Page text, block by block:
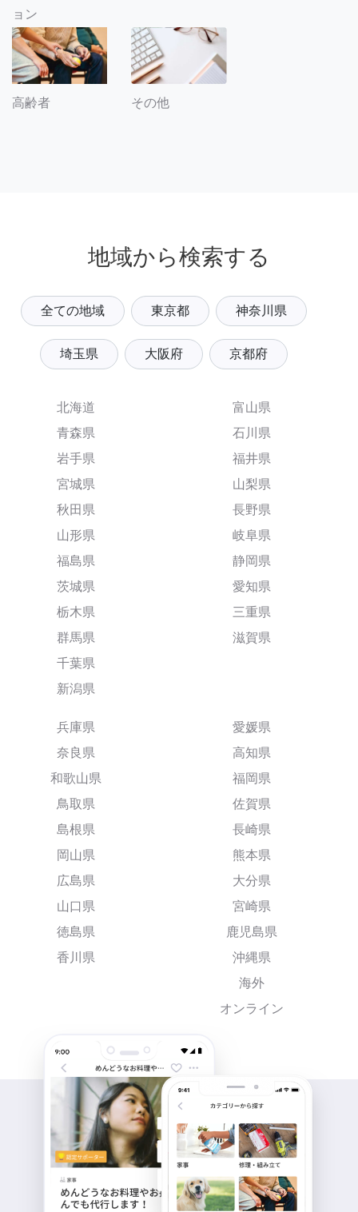
ョン
高齢者 その他
地域から検索する
全ての地域 東京都 神奈川県
埼玉県 大阪府 京都府
北海道
青森県
岩手県
宮城県
秋田県
山形県
福島県
茨城県
栃木県
群馬県
千葉県
新潟県
富山県
石川県
福井県
山梨県
長野県
岐阜県
静岡県
愛知県
三重県
滋賀県
兵庫県
奈良県
和歌山県
鳥取県
島根県
岡山県
広島県
山口県
徳島県
香川県
愛媛県
高知県
福岡県
佐賀県
長崎県
熊本県
大分県
宮崎県
鹿児島県
沖縄県
海外
オンライン